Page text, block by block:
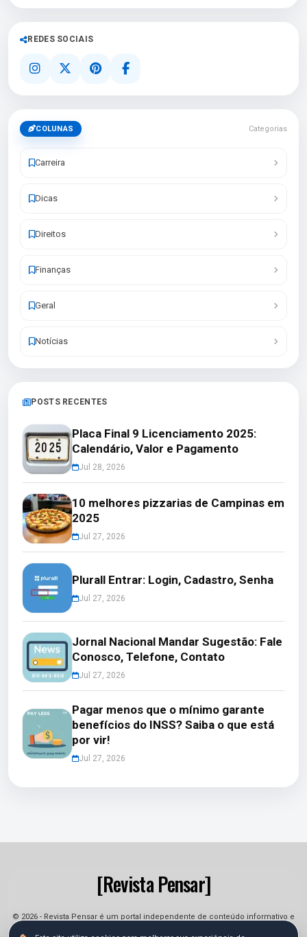
REDES SOCIAIS
COLUNAS Categorias
Carreira
Dicas
Direitos
Finanças
Geral
Notícias
POSTS RECENTES
Placa Final 9 Licenciamento 2025:
Calendário, Valor e Pagamento
Jul 28, 2026
10 melhores pizzarias de Campinas em
2025
Jul 27, 2026
Plurall Entrar: Login, Cadastro, Senha
Jul 27, 2026
Jornal Nacional Mandar Sugestão: Fale
Conosco, Telefone, Contato
Jul 27, 2026
Pagar menos que o mínimo garante
benefícios do INSS? Saiba o que está
por vir!
Jul 27, 2026
[Revista Pensar]
© 2026 - Revista Pensar é um portal independente de conteúdo informativo e
jornalístico. As informações podem sofrer alterações.